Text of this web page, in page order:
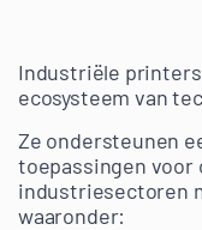
Industriële
ecosysteem van
Ze ondersteunen
toepassingen voor
industriesectoren
waaronder: